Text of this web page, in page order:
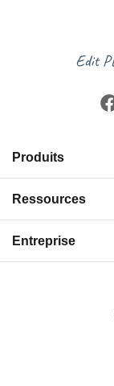
Produits
Ressources
Entreprise